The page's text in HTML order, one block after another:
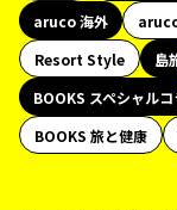
aruco 海外
Resort Style
島
BOOKS スペシャル
BOOKS 旅と健康